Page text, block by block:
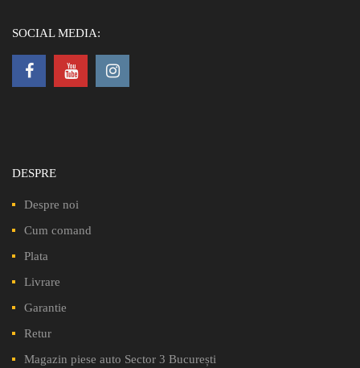
SOCIAL MEDIA:
DESPRE
Despre noi
Cum comand
Plata
Livrare
Garantie
Retur
Magazin piese auto Sector 3 București